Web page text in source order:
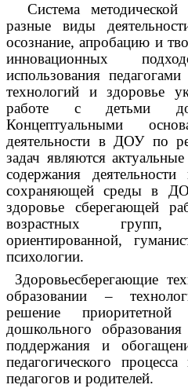
Система
разные виды
осознание, апробацию и
инновационных
использования
технологий и здоровье
работе с детьми
Концептуальными
деятельности в ДОУ по
задач являются
содержания
сохраняющей среды в
здоровье сберегающей
возрастных
ориентированной,
психологии.
Здоровьесберегающие
образовании –
решение приоритетной
дошкольного
поддержания и
педагогического
педагогов и родителей.